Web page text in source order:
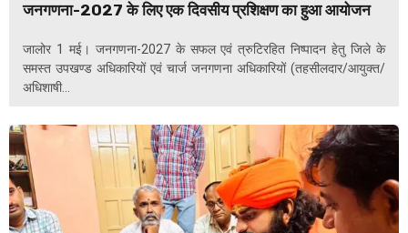
जनगणना-2027 के लिए एक दिवसीय प्रशिक्षण का हुआ आयोजन
जालोर 1 मई। जनगणना-2027 के सफल एवं त्रुटिरहित निष्पादन हेतु जिले के
समस्त उपखण्ड अधिकारियों एवं चार्ज जनगणना अधिकारियों (तहसीलदार/आयुक्त/
अधिशाषी...